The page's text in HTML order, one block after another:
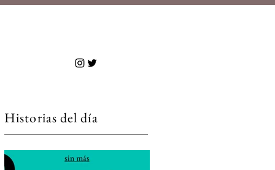
Historias del día